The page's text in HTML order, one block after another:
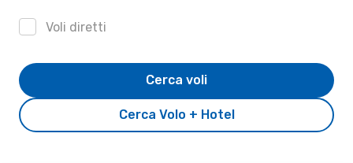
Voli diretti
Cerca Volo + Hotel
Cerca voli